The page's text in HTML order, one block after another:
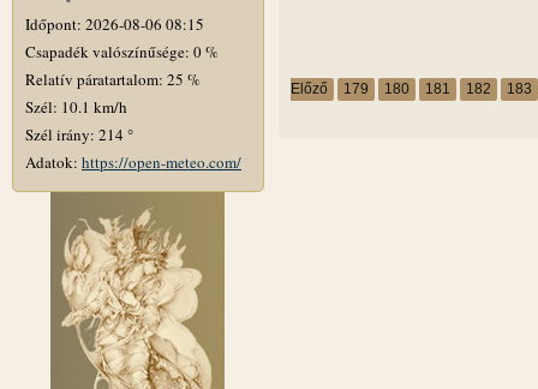
Időpont: 2026-08-06 08:15
Csapadék valószínűsége: 0 %
Relatív páratartalom: 25 %
Szél: 10.1 km/h
Szél irány: 214 °
Adatok: https://open-meteo.com/
Előző 179 180 181 182 183